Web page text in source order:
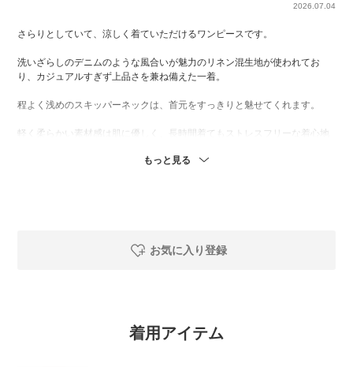
2026.07.04
さらりとしていて、涼しく着ていただけるワンピースです。
洗いざらしのデニムのような風合いが魅力のリネン混生地が使われてお
り、カジュアルすぎず上品さを兼ね備えた一着。
程よく浅めのスキッパーネックは、首元をすっきりと魅せてくれます。
軽く柔らかい素材感は肌に優しく、長時間着てもストレスフリーな着心地
商品の詳細や在庫状況等につきましても
お気軽にお問い合わせください。
もっと見る
お気に入り登録
着用アイテム